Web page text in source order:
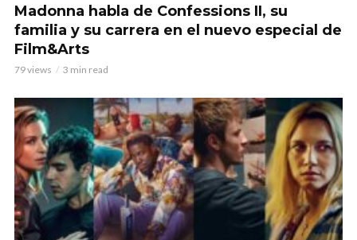
Madonna habla de Confessions II, su
familia y su carrera en el nuevo especial de
Film&Arts
79 views 3 min read